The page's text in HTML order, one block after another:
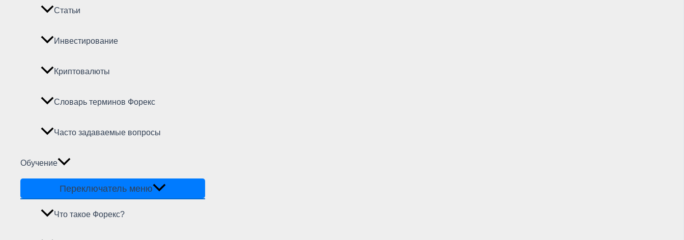
Статьи
Инвестирование
Криптовалюты
Словарь терминов Форекс
Часто задаваемые вопросы
Обучение
Переключатель меню
Что такое Форекс?